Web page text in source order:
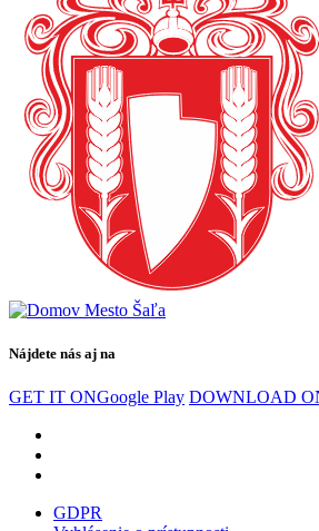
Nájdete nás aj na
GET IT ONGoogle Play DOWNLOAD
GDPR